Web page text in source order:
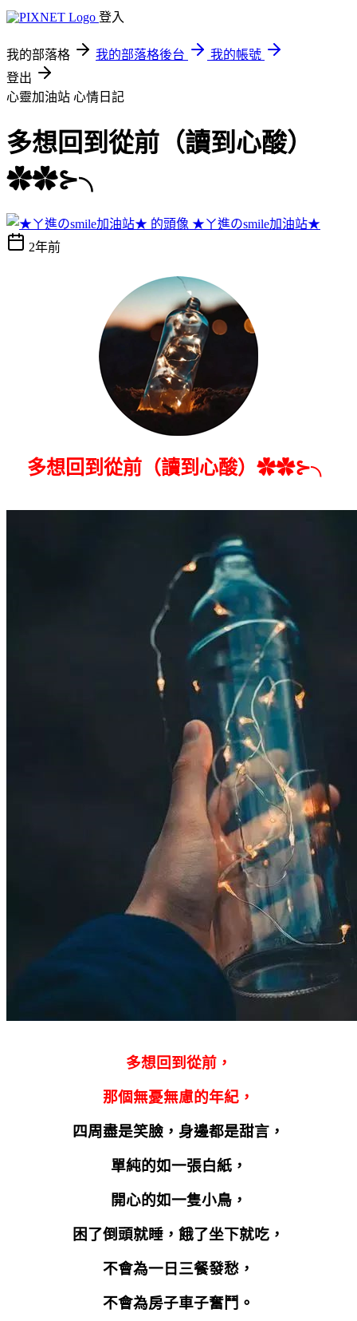
登入
我的部落格 我的部落格後台
我的帳號
登出
心靈加油站 心情日記
多想回到從前（讀到心酸）
✿✿⊱╮
★ㄚ進のsmile加油站★
2年前
多想回到從前（讀到心酸）✿✿⊱╮
多想回到從前，
那個無憂無慮的年紀，
四周盡是笑臉，身邊都是甜言，
單純的如一張白紙，
開心的如一隻小鳥，
困了倒頭就睡，餓了坐下就吃，
不會為一日三餐發愁，
不會為房子車子奮鬥。